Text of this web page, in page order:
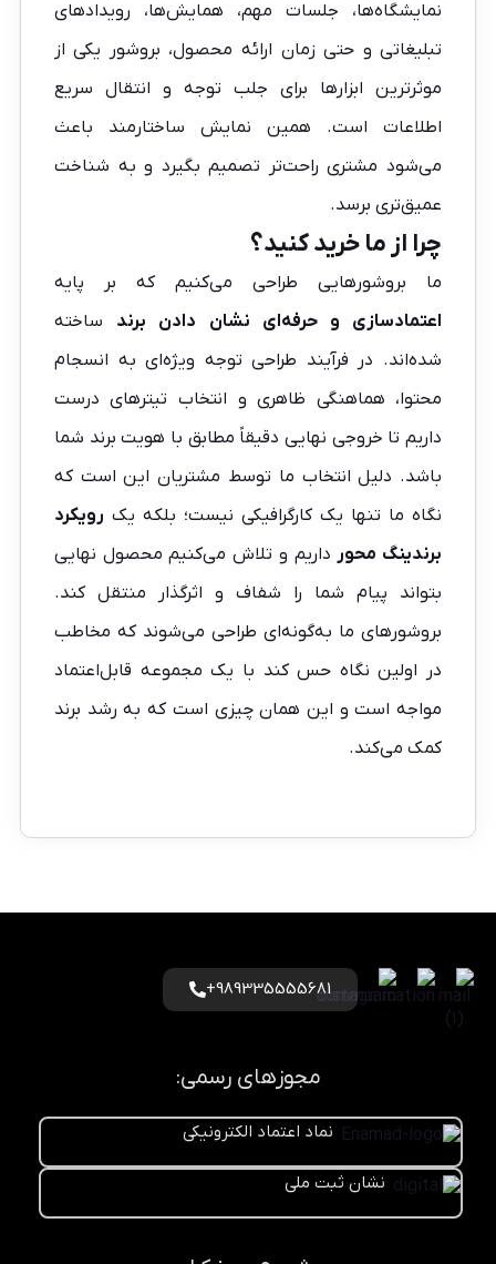
نمایشگاه‌ها، جلسات مهم، همایش‌ها، رویدادهای
تبلیغاتی و حتی زمان ارائه محصول، بروشور یکی از
موثرترین ابزارها برای جلب توجه و انتقال سریع
اطلاعات است. همین نمایش ساختارمند باعث
می‌شود مشتری راحت‌تر تصمیم بگیرد و به شناخت
عمیق‌تری برسد.
چرا از ما خرید کنید؟
ما بروشورهایی طراحی می‌کنیم که بر پایه
اعتمادسازی و حرفه‌ای نشان دادن برند ساخته
شده‌اند. در فرآیند طراحی توجه ویژه‌ای به انسجام
محتوا، هماهنگی ظاهری و انتخاب تیترهای درست
داریم تا خروجی نهایی دقیقاً مطابق با هویت برند شما
باشد. دلیل انتخاب ما توسط مشتریان این است که
نگاه ما تنها یک کارگرافیکی نیست؛ بلکه یک رویکرد
برندینگ محور داریم و تلاش می‌کنیم محصول نهایی
بتواند پیام شما را شفاف و اثرگذار منتقل کند.
بروشورهای ما به‌گونه‌ای طراحی می‌شوند که مخاطب
در اولین نگاه حس کند با یک مجموعه قابل‌اعتماد
مواجه است و این همان چیزی است که به رشد برند
کمک می‌کند.
989335555681+
مجوزهای رسمی:
نماد اعتماد الکترونیکی
نشان ثبت ملی